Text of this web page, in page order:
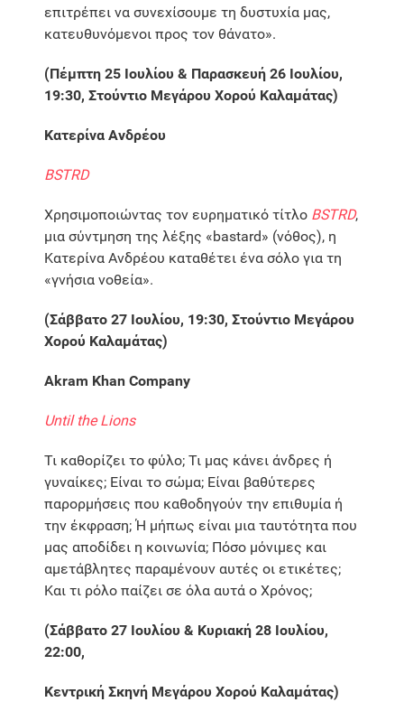
επιτρέπει να συνεχίσουμε τη δυστυχία μας,
κατευθυνόμενοι προς τον θάνατο».
(Πέμπτη 25 Ιουλίου & Παρασκευή 26 Ιουλίου,
19:30, Στούντιο Μεγάρου Χορού Καλαμάτας)
Κατερίνα Ανδρέου
BSTRD
Χρησιμοποιώντας τον ευρηματικό τίτλο BSTRD,
μια σύντμηση της λέξης «bastard» (νόθος), η
Κατερίνα Ανδρέου καταθέτει ένα σόλο για τη
«γνήσια νοθεία».
(Σάββατο 27 Ιουλίου, 19:30, Στούντιο Μεγάρου
Χορού Καλαμάτας)
Akram Khan Company
Until the Lions
Τι καθορίζει το φύλο; Τι μας κάνει άνδρες ή
γυναίκες; Είναι το σώμα; Είναι βαθύτερες
παρορμήσεις που καθοδηγούν την επιθυμία ή
την έκφραση; Ή μήπως είναι μια ταυτότητα που
μας αποδίδει η κοινωνία; Πόσο μόνιμες και
αμετάβλητες παραμένουν αυτές οι ετικέτες;
Και τι ρόλο παίζει σε όλα αυτά ο Χρόνος;
(Σάββατο 27 Ιουλίου & Κυριακή 28 Ιουλίου,
22:00,
Κεντρική Σκηνή Μεγάρου Χορού Καλαμάτας)